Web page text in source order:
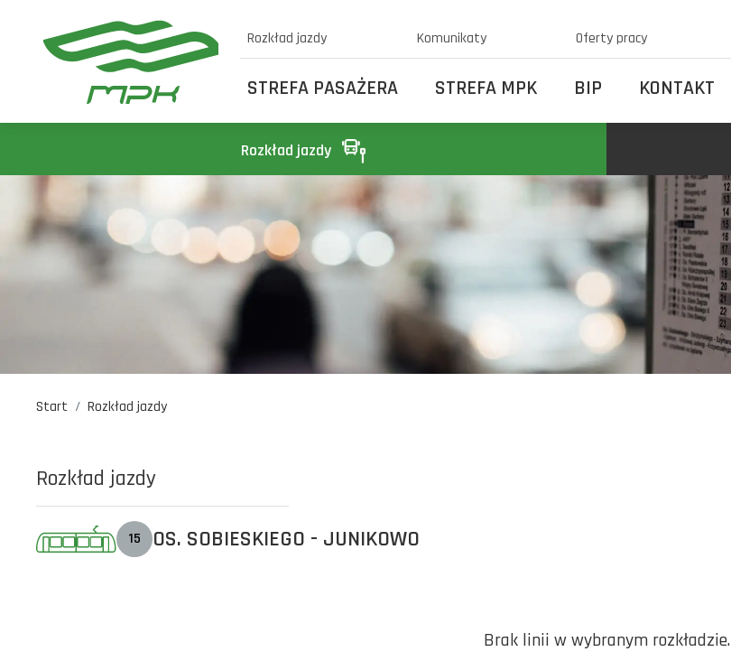
Rozkład jazdy Komunikaty Oferty pracy
STREFA PASAŻERA STREFA MPK BIP KONTAKT
Rozkład jazdy
Start Rozkład jazdy
Rozkład jazdy
15 OS. SOBIESKIEGO - JUNIKOWO
Brak linii w wybranym rozkładzie.